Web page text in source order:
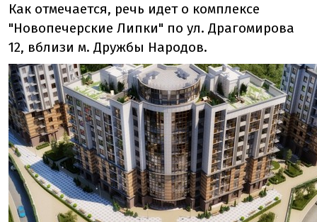
Как отмечается, речь идет о комплексе
"Новопечерские Липки" по ул. Драгомирова
12, вблизи м. Дружбы Народов.